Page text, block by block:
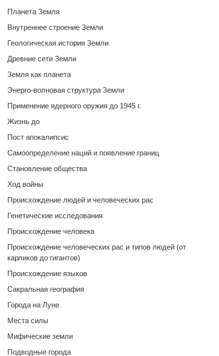
Планета Земля
Внутреннее строение Земли
Геологическая история Земли
Древние сети Земли
Земля как планета
Энерго-волновая структура Земли
Применение ядерного оружия до 1945 г.
Жизнь до
Пост апокалипсис
Самоопределение наций и появление границ
Становление общества
Ход войны
Происхождение людей и человеческих рас
Генетические исследования
Происхождение человека
Происхождение человеческих рас и типов людей (от
карликов до гигантов)
Происхождение языков
Сакральная география
Города на Луне
Места силы
Мифические земли
Подводные города